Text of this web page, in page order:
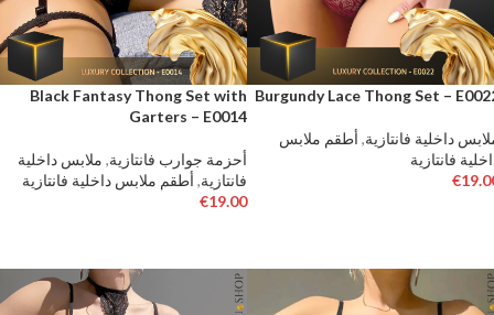
Burgundy Lace Thong Set –
داخلية فانتازية, أطقم ملابس
فانتازية
€
Black Fantasy Thong Set with
Garters – E0014
أحزمة جوارب فانتازية, ملابس داخلية
فانتازية, أطقم ملابس داخلية فانتازية
€19.00